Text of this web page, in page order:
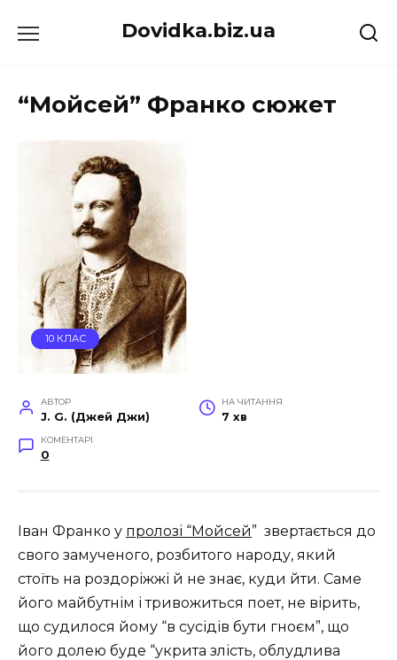
до
Dovidka.biz.ua
“Мойсей” Франко сюжет
10 КЛАС
АВТОР
J. G. (Джей Джи)
НА ЧИТАННЯ
7 хв
КОМЕНТАРІ
0
Іван Франко у пролозі “Мойсей” звертається до
свого замученого, розбитого народу, який
стоїть на роздоріжжі й не знає, куди йти. Саме
його майбутнім і тривожиться поет, не вірить,
що судилося йому “в сусідів бути гноєм”, що
його долею буде “укрита злість, облудлива